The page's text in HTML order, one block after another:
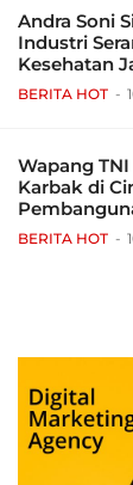
Andra Soni
Industri
Kesehatan
BERITA HOT
Wapang
Karbak di
BERITA HOT